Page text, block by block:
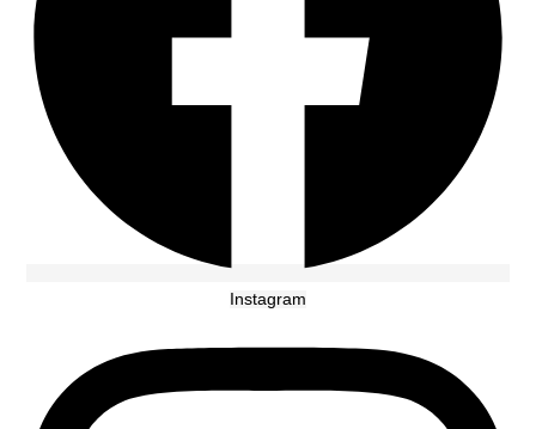
Instagram